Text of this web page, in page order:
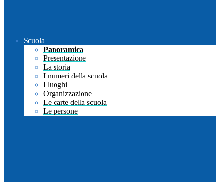
Scuola
Panoramica
Presentazione
La storia
I numeri della scuola
I luoghi
Organizzazione
Le carte della scuola
Le persone